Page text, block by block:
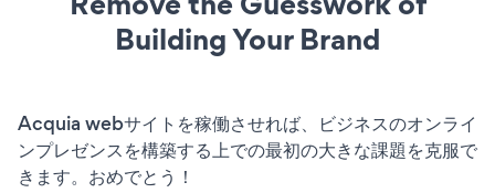
Building Your Brand
Acquia webサイトを稼働させれば、ビジネスのオンライ
ンプレゼンスを構築する上での最初の大きな課題を克服で
きます。おめでとう！